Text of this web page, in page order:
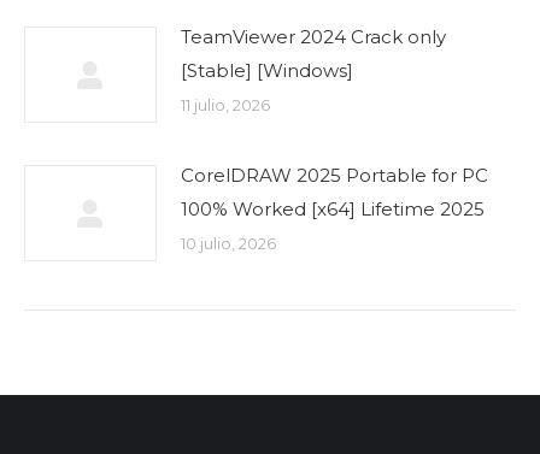
TeamViewer 2024 Crack only
[Stable] [Windows]
11 julio, 2026
CorelDRAW 2025 Portable for PC
100% Worked [x64] Lifetime 2025
10 julio, 2026